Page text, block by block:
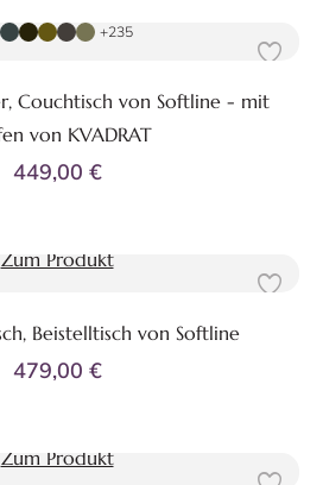
+235
Couchtisch von Softline - mit
von KVADRAT
449,00 €
Zum Produkt
Beistelltisch von Softline
479,00 €
Zum Produkt